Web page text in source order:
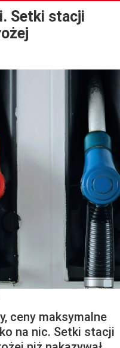
Setki stacji
ceny maksymalne
na nic. Setki stacji